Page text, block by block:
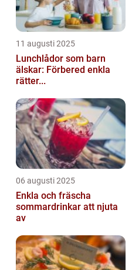
11 augusti 2025
Lunchlådor som barn
älskar: Förbered enkla
rätter...
06 augusti 2025
Enkla och fräscha
sommardrinkar att njuta
av